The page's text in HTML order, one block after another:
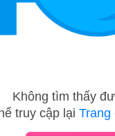
Không tìm thấy
truy cập lại Trang